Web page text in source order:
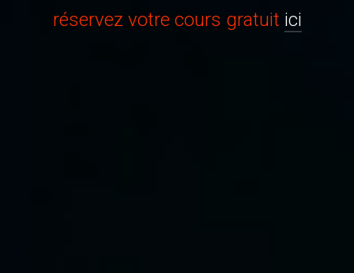
réservez votre cours gratuit ici